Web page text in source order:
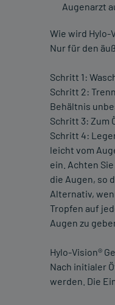
Augenarzt
Wie wird Hylo-
Nur für den
Schritt 1:
Schritt 2:
Behältnis
Schritt 3: Zum
Schritt 4:
leicht vom
ein. Achten
die Augen, so
Alternativ,
Tropfen auf
Augen zu
Hylo-Vision®
Nach initialer
werden. Die